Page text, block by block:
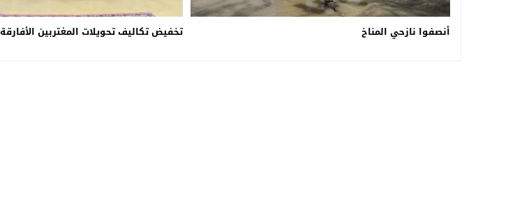
أنصفوا نازحي المناخ تخفيض تكاليف تحويلات المغتربين الأفارقة